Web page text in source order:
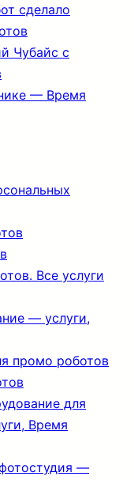
сделало
Чубайс с
— Время
Все услуги
— услуги,
промо роботов
для
Время
—